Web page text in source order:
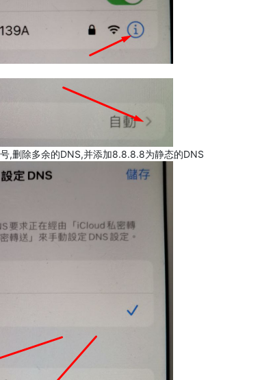
,删除多余的DNS,并添加8.8.8.8为静态的DNS